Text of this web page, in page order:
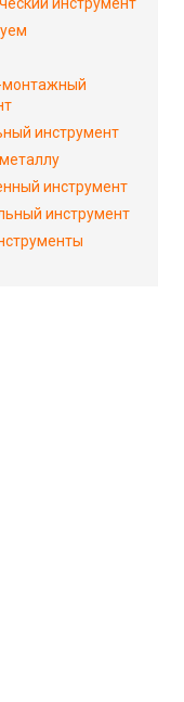
монтажный
инструмент
инструмент
инструмент